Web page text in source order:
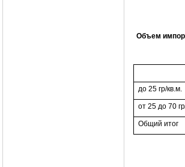
Объем
до 25 гр/кв.м.
от 25 до 70
Общий итог